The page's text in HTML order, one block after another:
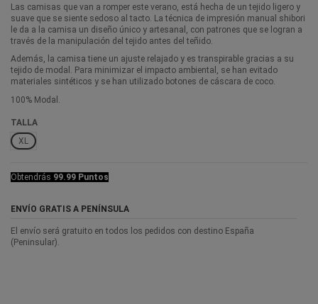
Las camisas que van a romper este verano, está hecha de un tejido ligero y
suave que se siente sedoso al tacto. La técnica de impresión manual shibori
le da a la camisa un diseño único y artesanal, con patrones que se logran a
través de la manipulación del tejido antes del teñido.
Además, la camisa tiene un ajuste relajado y es transpirable gracias a su
tejido de modal. Para minimizar el impacto ambiental, se han evitado
materiales sintéticos y se han utilizado botones de cáscara de coco.
100% Modal.
TALLA
XL
Obtendrás 99.99 Puntos
ENVÍO GRATIS A PENÍNSULA
El envío será gratuito en todos los pedidos con destino España
(Peninsular).